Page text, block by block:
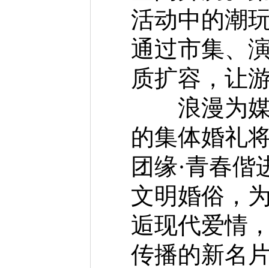
活动中的潮
通过市集、
质扩容，让
浪漫为媒
的集体婚礼
团缘·青春
文明婚俗，
逅现代爱情
传播的新名